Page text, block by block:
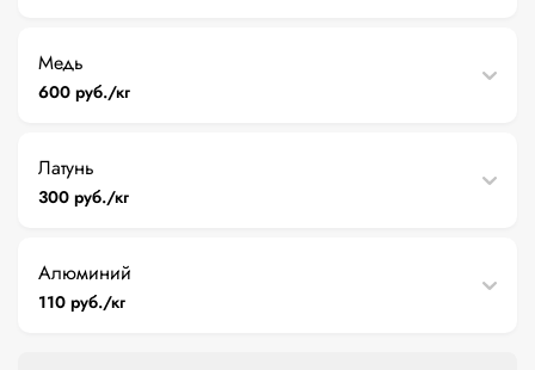
Медь
600 руб./кг
Латунь
300 руб./кг
Алюминий
110 руб./кг